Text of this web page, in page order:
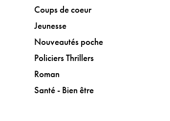
Coups de coeur
Jeunesse
Nouveautés poche
Policiers Thrillers
Roman
Santé - Bien être